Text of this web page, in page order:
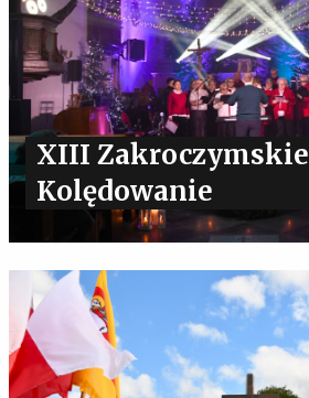
XIII Zakroczymskie
Kolędowanie